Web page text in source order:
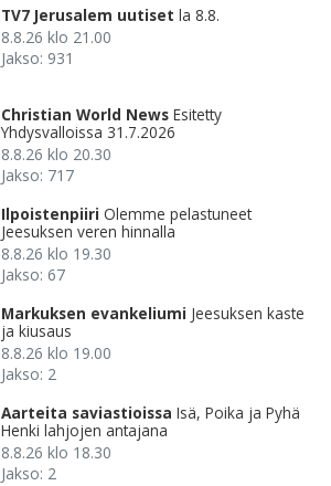
TV7 Jerusalem uutiset la 8.8.
8.8.26 klo 21.00
Jakso: 931
Christian World News Esitetty
Yhdysvalloissa 31.7.2026
8.8.26 klo 20.30
Jakso: 717
Ilpoistenpiiri Olemme pelastuneet
Jeesuksen veren hinnalla
8.8.26 klo 19.30
Jakso: 67
Markuksen evankeliumi Jeesuksen kaste
ja kiusaus
8.8.26 klo 19.00
Jakso: 2
Aarteita saviastioissa Isä, Poika ja Pyhä
Henki lahjojen antajana
8.8.26 klo 18.30
Jakso: 2